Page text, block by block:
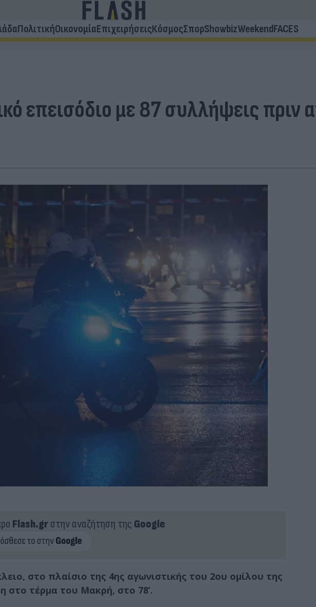
ΠολιτικήΟικονομίαΕπιχειρήσειςΚόσμοςΣπορShowbizWeekendFACES
επεισόδιο με 87 συλλήψεις πριν
Flash.grστην αναζήτηση της Google
στο πλαίσιο της 4ης αγωνιστικής του 2ου ομίλου της
στο τέρμα του Μακρή, στο 78’.